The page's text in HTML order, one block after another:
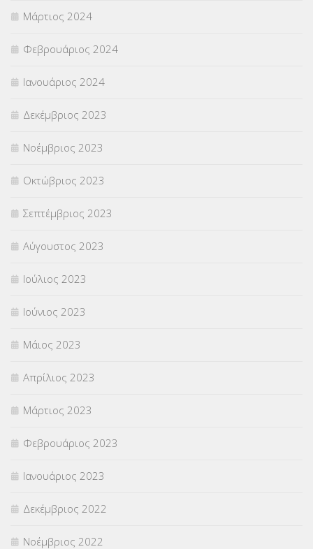
Μάρτιος 2024
Φεβρουάριος 2024
Ιανουάριος 2024
Δεκέμβριος 2023
Νοέμβριος 2023
Οκτώβριος 2023
Σεπτέμβριος 2023
Αύγουστος 2023
Ιούλιος 2023
Ιούνιος 2023
Μάιος 2023
Απρίλιος 2023
Μάρτιος 2023
Φεβρουάριος 2023
Ιανουάριος 2023
Δεκέμβριος 2022
Νοέμβριος 2022